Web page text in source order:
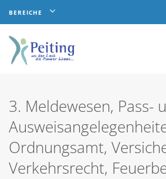
BEREICHE
3. Meldewesen, Pass-
Ordnungsamt,
Verkehrsrecht,